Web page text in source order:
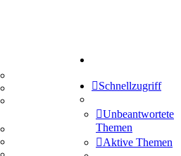
Treffenübersicht
Zitatesammlung
Schnellzugriff
Unbeantwortete
Themen
Aktive Themen